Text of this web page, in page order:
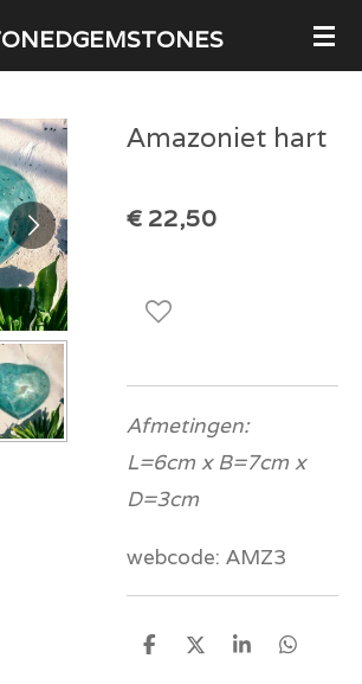
Amazoniet hart
€ 22,50
Afmetingen:
L=6cm x B=7cm x
D=3cm
webcode: AMZ3
D
D
S
D